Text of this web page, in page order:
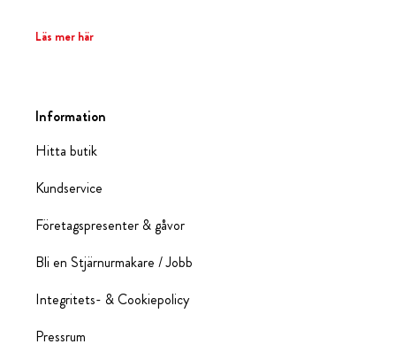
Läs mer här
Information
Hitta butik
Kundservice
Företagspresenter & gåvor
Bli en Stjärnurmakare / Jobb
Integritets- & Cookiepolicy
Pressrum